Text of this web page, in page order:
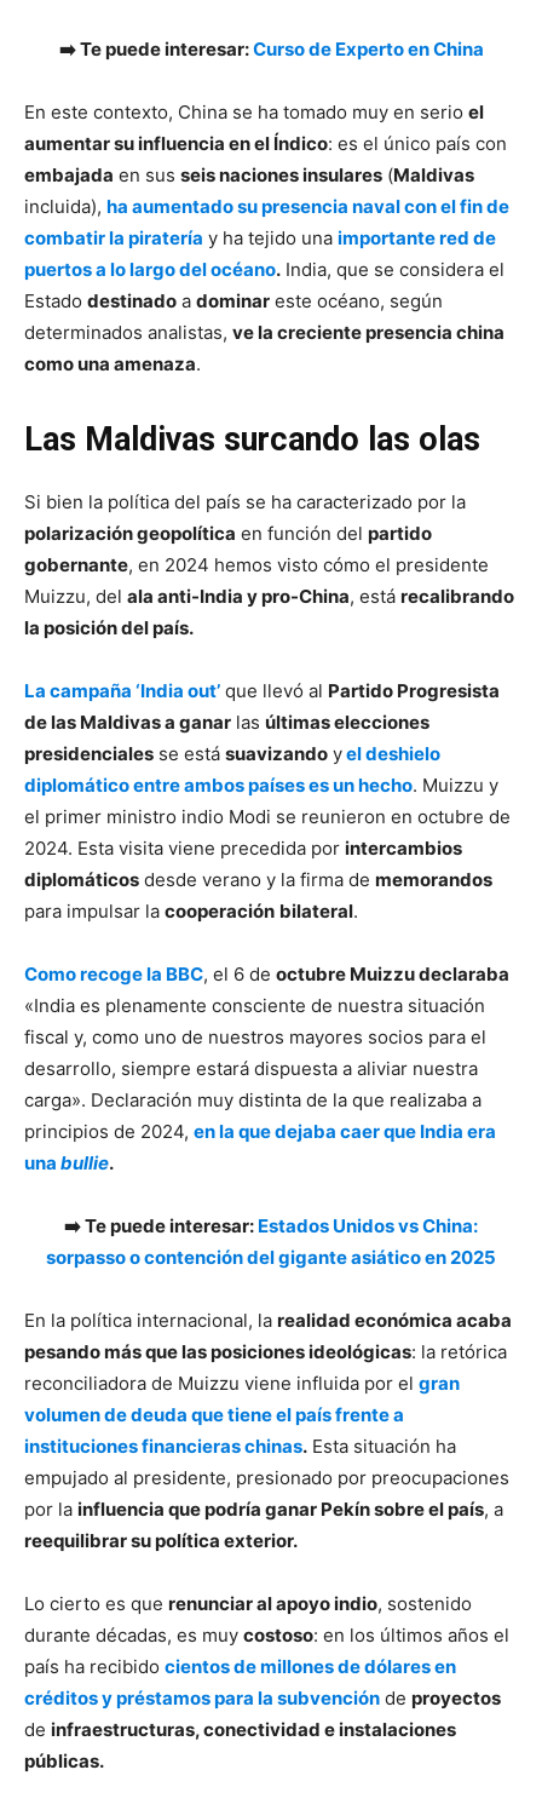
➡️ Te puede interesar:Curso de Experto en China
En este contexto, China se ha tomado muy en serio el
aumentar su influencia en el Índico: es el único país con
embajada en sus seis naciones insulares (Maldivas
incluida), ha aumentado su presencia naval con el fin de
combatir la piratería y ha tejido una importante red de
puertos a lo largo del océano. India, que se considera el
Estado destinado a dominar este océano, según
determinados analistas, ve la creciente presencia china
como una amenaza.
Las Maldivas surcando las olas
Si bien la política del país se ha caracterizado por la
polarización geopolítica en función del partido
gobernante, en 2024 hemos visto cómo el presidente
Muizzu, del ala anti-India y pro-China, está recalibrando
la posición del país.
La campaña ‘India out’ que llevó al Partido Progresista
de las Maldivas a ganar las últimas elecciones
presidenciales se está suavizando yel deshielo
diplomático entre ambos países es un hecho. Muizzu y
el primer ministro indio Modi se reunieron en octubre de
2024. Esta visita viene precedida por intercambios
diplomáticos desde verano y la firma de memorandos
para impulsar la cooperación bilateral.
Como recoge la BBC, el 6 de octubre Muizzu declaraba
«India es plenamente consciente de nuestra situación
fiscal y, como uno de nuestros mayores socios para el
desarrollo, siempre estará dispuesta a aliviar nuestra
carga». Declaración muy distinta de la que realizaba a
principios de 2024, en la que dejaba caer que India era
una bullie.
➡️ Te puede interesar: Estados Unidos vs China:
sorpasso o contención del gigante asiático en 2025
En la política internacional, la realidad económica acaba
pesando más que las posiciones ideológicas: la retórica
reconciliadora de Muizzu viene influida por el gran
volumen de deuda que tiene el país frente a
instituciones financieras chinas. Esta situación ha
empujado al presidente, presionado por preocupaciones
por la influencia que podría ganar Pekín sobre el país, a
reequilibrar su política exterior.
Lo cierto es que renunciar al apoyo indio, sostenido
durante décadas, es muy costoso: en los últimos años el
país ha recibido cientos de millones de dólares en
créditos y préstamos para la subvención de proyectos
de infraestructuras, conectividad e instalaciones
públicas.